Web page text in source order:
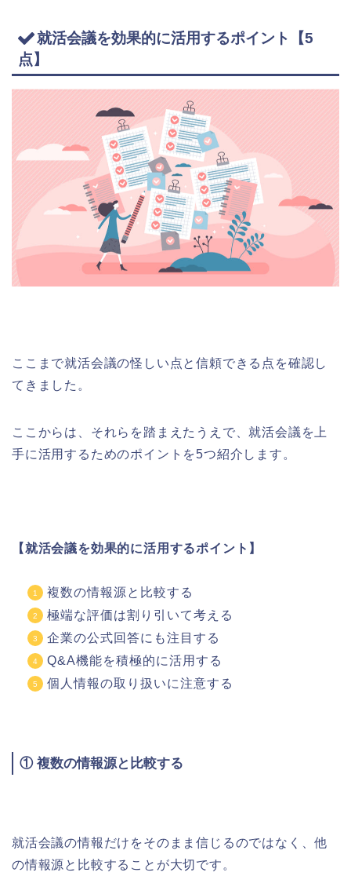
就活会議を効果的に活用するポイント【5
点】
ここまで就活会議の怪しい点と信頼できる点を確認し
てきました。
ここからは、それらを踏まえたうえで、就活会議を上
手に活用するためのポイントを5つ紹介します。
【就活会議を効果的に活用するポイント】
複数の情報源と比較する
極端な評価は割り引いて考える
企業の公式回答にも注目する
Q&A機能を積極的に活用する
個人情報の取り扱いに注意する
① 複数の情報源と比較する
就活会議の情報だけをそのまま信じるのではなく、他
の情報源と比較することが大切です。